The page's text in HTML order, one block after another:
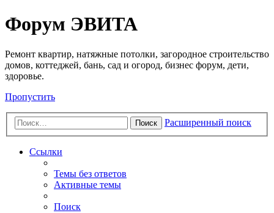
Регистрация
Форум ЭВИТА
Ремонт квартир, натяжные потолки, загородное строительство
домов, коттеджей, бань, сад и огород, бизнес форум, дети,
здоровье.
Пропустить
Поиск Расширенный поиск
Ссылки
Темы без ответов
Активные темы
Поиск